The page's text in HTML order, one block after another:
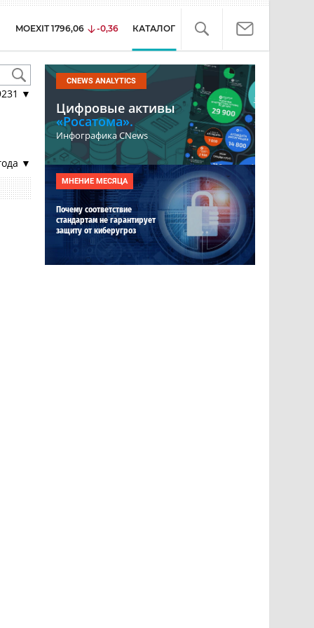
MOEXIT 1796,06 -0,36 КАТАЛОГ
▼
▼
CNEWS ANALYTICS
Цифровые активы
«Росатома».
Инфографика CNews
МНЕНИЕ МЕСЯЦА
Почему соответствие
стандартам не гарантирует
защиту от киберугроз